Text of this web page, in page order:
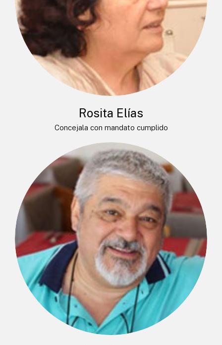
Rosita Elías
Concejala con mandato cumplido